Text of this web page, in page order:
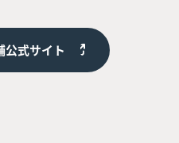
公式サイト